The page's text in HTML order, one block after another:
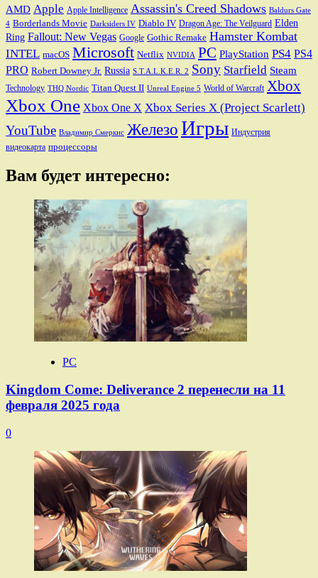
AMD Apple Apple Intelligence Assassin's Creed Shadows Baldurs Gate
4 Borderlands Movie Darksiders IV Diablo IV Dragon Age: The Veilguard Elden
Ring Fallout: New Vegas Google Gothic Remake Hamster Kombat
INTEL macOS Microsoft Netflix NVIDIA PC PlayStation PS4 PS4
PRO Robert Downey Jr. Russia S.T.A.L.K.E.R. 2 Sony Starfield Steam
Technology THQ Nordic Titan Quest II Unreal Engine 5 World of Warcraft Xbox
Xbox One Xbox One X Xbox Series X (Project Scarlett)
YouTube Владимир Смеркис ЖелезоИгры Индустрия
видеокарта процессоры
Вам будет интересно:
PC
Kingdom Come: Deliverance 2 перенесли на 11
февраля 2025 года
0